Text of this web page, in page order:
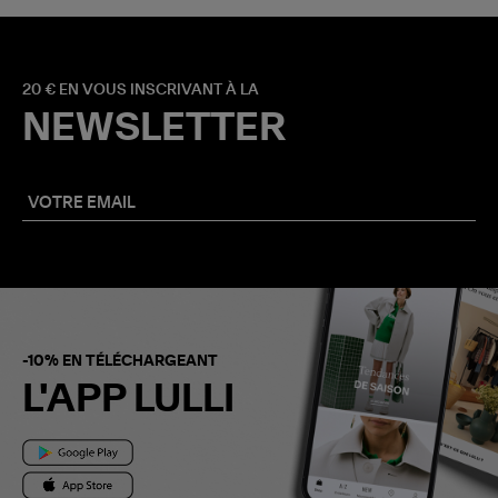
20 € EN VOUS INSCRIVANT À LA
NEWSLETTER
-10% EN TÉLÉCHARGEANT
L'APP LULLI